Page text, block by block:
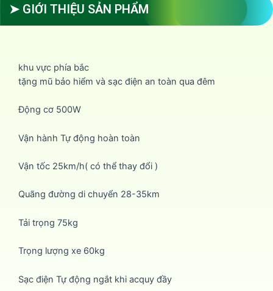
➤ GIỚI THIỆU SẢN PHẨM
khu vực phía bắc
tặng mũ bảo hiểm và sạc điện an toàn qua đêm
Động cơ 500W
Vận hành Tự động hoàn toàn
Vận tốc 25km/h( có thể thay đổi )
Quãng đường di chuyển 28-35km
Tải trọng 75kg
Trọng lượng xe 60kg
Sạc điện Tự động ngắt khi acquy đầy